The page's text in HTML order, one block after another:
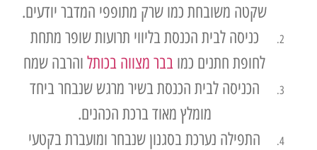
שקטה משובחת כמו שרק מתופפי המדבר יודעים.
כניסה לבית הכנסת בליווי תרועות שופר מתחת
לחופת חתנים כמובבר מצווה בכותלוהרבה שמח
הכניסה לבית הכנסת בשיר מרגש שנבחר ביחד
מומלץ מאוד ברכת הכהנים.
התפילה נערכת בסגנון שנבחר ומועברת בקטעי